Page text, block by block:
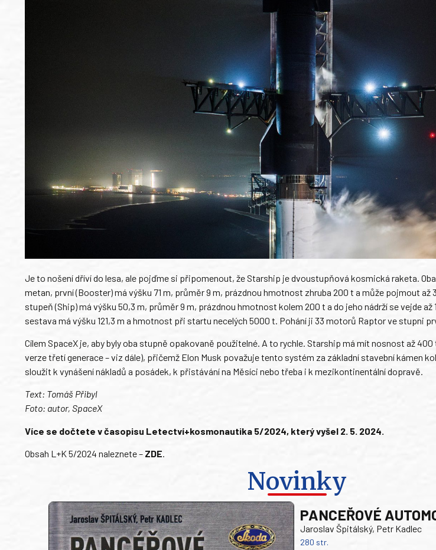
Je to nošení dříví do lesa, ale pojďme si připomenout, že Starship je dvoustupňová kosmická raketa.
metan, první (Booster) má výšku 71 m, průměr 9 m, prázdnou hmotnost zhruba 200 t a může pojmout až
stupeň (Ship) má výšku 50,3 m, průměr 9 m, prázdnou hmotnost kolem 200 t a do jeho nádrží se vejde
sestava má výšku 121,3 m a hmotnost při startu necelých 5000 t. Pohání ji 33 motorů Raptor ve stupni
Cílem SpaceX je, aby byly oba stupně opakovaně použitelné. A to rychle. Starship má mít nosnost až
verze třetí generace – viz dále), přičemž Elon Musk považuje tento systém za základní stavební kámen
sloužit k vynášení nákladů a posádek, k přistávání na Měsíci nebo třeba i k mezikontinentální dopravě.
Text: Tomáš Přibyl
Foto: autor, SpaceX
Více se dočtete v časopisu Letectví+kosmonautika 5/2024, který vyšel 2. 5. 2024.
Obsah L+K 5/2024 naleznete – ZDE.
Novinky
PANCEŘOVÉ
Jaroslav Špitálský, Petr Kadlec
280 str.